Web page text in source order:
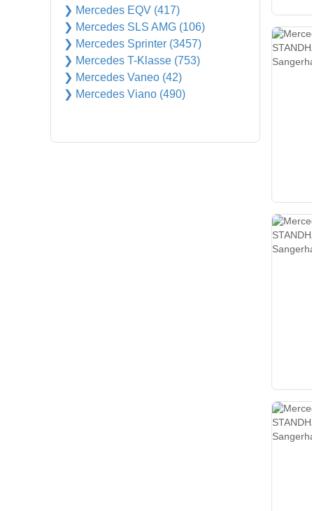
❯ Mercedes EQV (417)
❯ Mercedes SLS AMG (106)
❯ Mercedes Sprinter (3457)
❯ Mercedes T-Klasse (753)
❯ Mercedes Vaneo (42)
❯ Mercedes Viano (490)